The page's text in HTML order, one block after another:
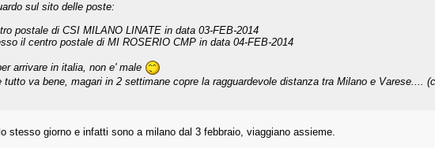
sul sito delle poste:
postale di CSI MILANO LINATE in data 03-FEB-2014
il centro postale di MI ROSERIO CMP in data 04-FEB-2014
arrivare in italia, non e' male
va bene, magari in 2 settimane copre la ragguardevole distanza tra Milano e Varese....
stesso giorno e infatti sono a milano dal 3 febbraio, viaggiano assieme.